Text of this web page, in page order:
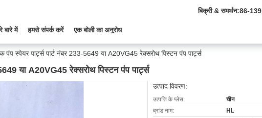
बिक्री & समर्थन:86-139
बारे में हमसे संपर्क करें एक बोली का अनुरोध
पंप स्पेयर पार्ट्स पार्ट नंबर 233-5649 या A20VG45 रेक्सरोथ पिस्टन पंप पार्ट्स
या A20VG45 रेक्सरोथ पिस्टन पंप पार्ट्स
उत्पाद विवरण:
उत्पत्ति के प्लेस:
चीन
ब्रांड नाम:
HL